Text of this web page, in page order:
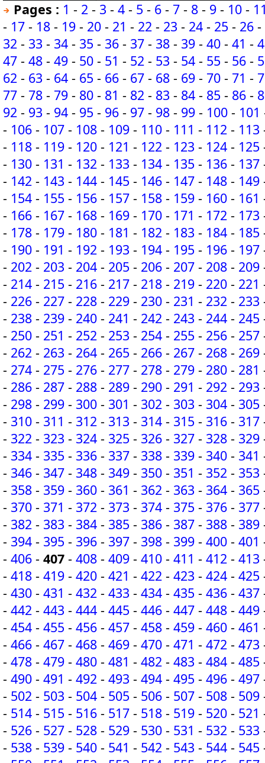
Pages : 1 - 2 - 3 - 4 - 5 - 6 - 7 - 8 - 9 - 10 -
- 17 - 18 - 19 - 20 - 21 - 22 - 23 - 24 - 25 - 26 -
32 - 33 - 34 - 35 - 36 - 37 - 38 - 39 - 40 - 41 -
47 - 48 - 49 - 50 - 51 - 52 - 53 - 54 - 55 - 56 -
62 - 63 - 64 - 65 - 66 - 67 - 68 - 69 - 70 - 71 -
77 - 78 - 79 - 80 - 81 - 82 - 83 - 84 - 85 - 86 -
92 - 93 - 94 - 95 - 96 - 97 - 98 - 99 - 100 - 101
- 106 - 107 - 108 - 109 - 110 - 111 - 112 - 113
- 118 - 119 - 120 - 121 - 122 - 123 - 124 - 125
- 130 - 131 - 132 - 133 - 134 - 135 - 136 - 137
- 142 - 143 - 144 - 145 - 146 - 147 - 148 - 149
- 154 - 155 - 156 - 157 - 158 - 159 - 160 - 161
- 166 - 167 - 168 - 169 - 170 - 171 - 172 - 173
- 178 - 179 - 180 - 181 - 182 - 183 - 184 - 185
- 190 - 191 - 192 - 193 - 194 - 195 - 196 - 197
- 202 - 203 - 204 - 205 - 206 - 207 - 208 - 209
- 214 - 215 - 216 - 217 - 218 - 219 - 220 - 221
- 226 - 227 - 228 - 229 - 230 - 231 - 232 - 233
- 238 - 239 - 240 - 241 - 242 - 243 - 244 - 245
- 250 - 251 - 252 - 253 - 254 - 255 - 256 - 257
- 262 - 263 - 264 - 265 - 266 - 267 - 268 - 269
- 274 - 275 - 276 - 277 - 278 - 279 - 280 - 281
- 286 - 287 - 288 - 289 - 290 - 291 - 292 - 293
- 298 - 299 - 300 - 301 - 302 - 303 - 304 - 305
- 310 - 311 - 312 - 313 - 314 - 315 - 316 - 317
- 322 - 323 - 324 - 325 - 326 - 327 - 328 - 329
- 334 - 335 - 336 - 337 - 338 - 339 - 340 - 341
- 346 - 347 - 348 - 349 - 350 - 351 - 352 - 353
- 358 - 359 - 360 - 361 - 362 - 363 - 364 - 365
- 370 - 371 - 372 - 373 - 374 - 375 - 376 - 377
- 382 - 383 - 384 - 385 - 386 - 387 - 388 - 389
- 394 - 395 - 396 - 397 - 398 - 399 - 400 - 401
- 406 - 407 - 408 - 409 - 410 - 411 - 412 - 413
- 418 - 419 - 420 - 421 - 422 - 423 - 424 - 425
- 430 - 431 - 432 - 433 - 434 - 435 - 436 - 437
- 442 - 443 - 444 - 445 - 446 - 447 - 448 - 449
- 454 - 455 - 456 - 457 - 458 - 459 - 460 - 461
- 466 - 467 - 468 - 469 - 470 - 471 - 472 - 473
- 478 - 479 - 480 - 481 - 482 - 483 - 484 - 485
- 490 - 491 - 492 - 493 - 494 - 495 - 496 - 497
- 502 - 503 - 504 - 505 - 506 - 507 - 508 - 509
- 514 - 515 - 516 - 517 - 518 - 519 - 520 - 521
- 526 - 527 - 528 - 529 - 530 - 531 - 532 - 533
- 538 - 539 - 540 - 541 - 542 - 543 - 544 - 545